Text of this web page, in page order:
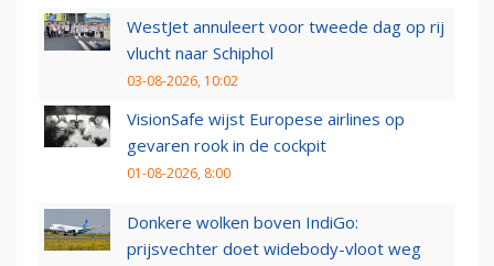
WestJet annuleert voor tweede dag op rij
vlucht naar Schiphol
03-08-2026, 10:02
VisionSafe wijst Europese airlines op
gevaren rook in de cockpit
01-08-2026, 8:00
Donkere wolken boven IndiGo:
prijsvechter doet widebody-vloot weg